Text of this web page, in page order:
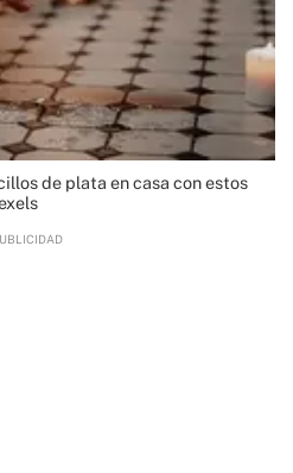
de plata en casa con estos